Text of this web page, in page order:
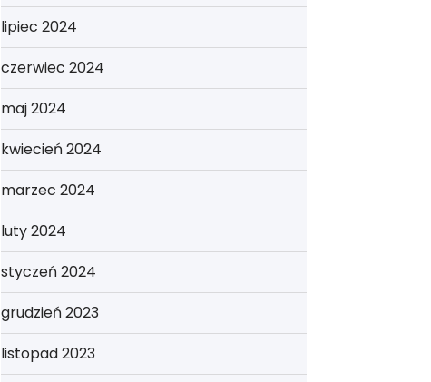
lipiec 2024
czerwiec 2024
maj 2024
kwiecień 2024
marzec 2024
luty 2024
styczeń 2024
grudzień 2023
listopad 2023